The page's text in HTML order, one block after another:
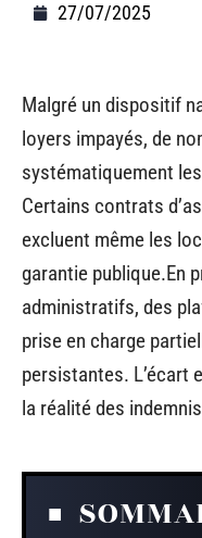
27/07/2025
Malgré un dispositif
loyers impayés, de
systématiquement
Certains contrats
excluent même les
garantie publique.En
administratifs, des
prise en charge
persistantes. L’écart
la réalité des